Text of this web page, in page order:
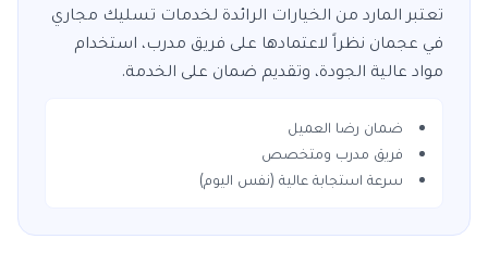
تعتبر المارد من الخيارات الرائدة لخدمات تسليك مجاري
في عجمان نظراً لاعتمادها على فريق مدرب، استخدام
مواد عالية الجودة، وتقديم ضمان على الخدمة.
ضمان رضا العميل
فريق مدرب ومتخصص
سرعة استجابة عالية (نفس اليوم)